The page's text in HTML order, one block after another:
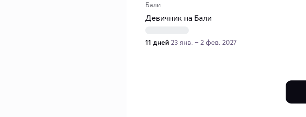
Бали
Девичник на Бали
11 дней 23 янв. – 2 фев. 2027